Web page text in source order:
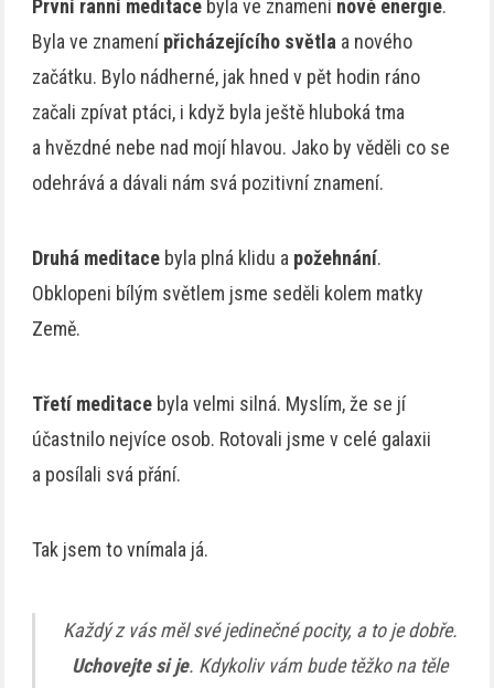
První ranní meditace byla ve znamenínové energie.
Byla ve znamenípřicházejícího světla a nového
začátku. Bylo nádherné, jak hned v pět hodin ráno
začali zpívat ptáci, i když byla ještě hluboká tma
a hvězdné nebe nad mojí hlavou. Jako by věděli co se
odehrává a dávali nám svá pozitivní znamení.
Druhá meditace byla plná klidu a požehnání.
Obklopeni bílým světlem jsme seděli kolem matky
Země.
Třetí meditace byla velmi silná. Myslím, že se jí
účastnilo nejvíce osob. Rotovali jsme v celé galaxii
a posílali svá přání.
Tak jsem to vnímala já.
Každý z vás měl své jedinečné pocity, a to je dobře.
Uchovejte si je. Kdykoliv vám bude těžko na těle